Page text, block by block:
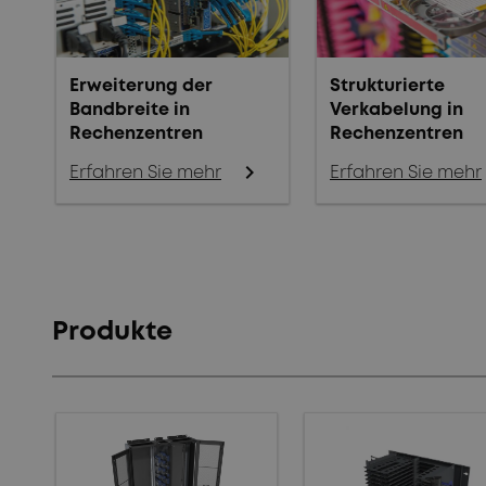
Erweiterung der
Bandbreite in
Rechenzentren
Erfahren Sie mehr chevron_right
Strukturierte
Verkabelung in
Rechenzentren
Erfahren Sie mehr
Produkte